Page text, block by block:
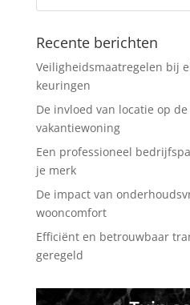
Recente berichten
Veiligheidsmaatregelen bij
keuringen
De invloed van locatie op
vakantiewoning
Een professioneel
je merk
De impact van
wooncomfort
Efficiënt en betrouwbaar
geregeld